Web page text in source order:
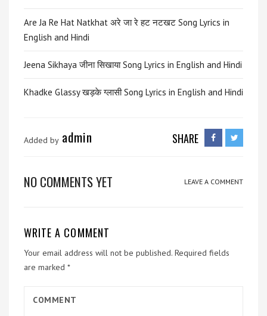
Are Ja Re Hat Natkhat अरे जा रे हट नटखट Song Lyrics in
English and Hindi
Jeena Sikhaya जीना सिखाया Song Lyrics in English and Hindi
Khadke Glassy खड़के ग्लासी Song Lyrics in English and Hindi
Added by admin SHARE
NO COMMENTS YET LEAVE A COMMENT
WRITE A COMMENT
Your email address will not be published. Required fields
are marked *